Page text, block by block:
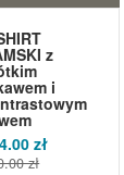
z
i
zł
zł